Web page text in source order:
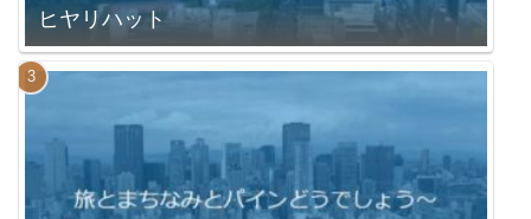
ヒヤリハット